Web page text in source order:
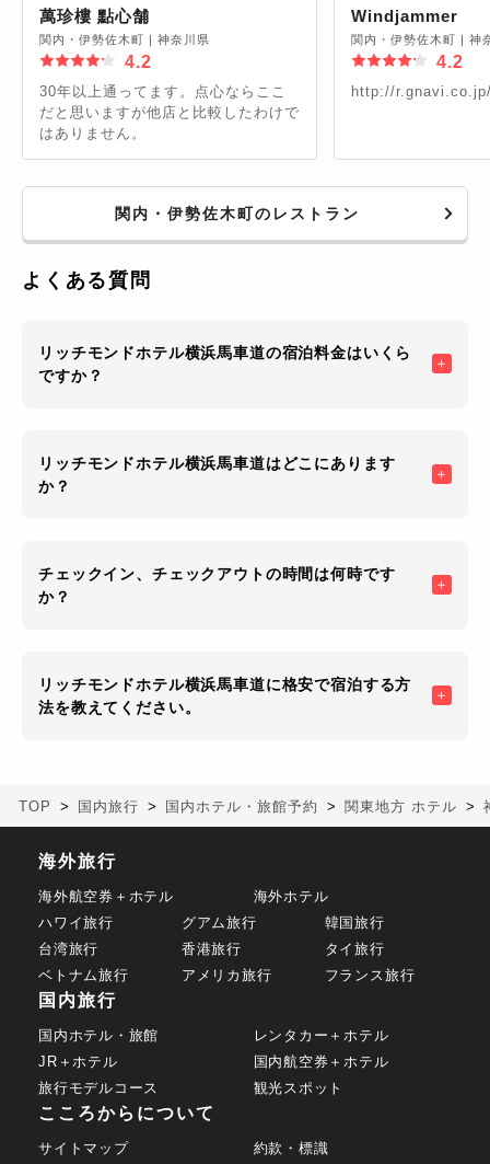
萬珍樓 點心舗
関内・伊勢佐木町 | 神奈川県
4.2
30年以上通ってます。点心ならここ
だと思いますが他店と比較したわけで
はありません。
Windjammer
関内・伊勢佐木町 | 神
4.2
http://
関内・伊勢佐木町のレストラン
よくある質問
リッチモンドホテル横浜馬車道の宿泊料金はいくら
ですか？
リッチモンドホテル横浜馬車道はどこにあります
か？
チェックイン、チェックアウトの時間は何時です
か？
リッチモンドホテル横浜馬車道に格安で宿泊する方
法を教えてください。
TOP 国内旅行 国内ホテル・旅館予約 関東地方 ホテル
海外旅行
海外航空券＋ホテル
海外ホテル
ハワイ旅行
グアム旅行
韓国旅行
台湾旅行
香港旅行
タイ旅行
ベトナム旅行
アメリカ旅行 フランス旅行
国内旅行
国内ホテル・旅館
レンタカー＋ホテル
JR＋ホテル
国内航空券＋ホテル
旅行モデルコース
観光スポット
こころからについて
サイトマップ 約款・標識